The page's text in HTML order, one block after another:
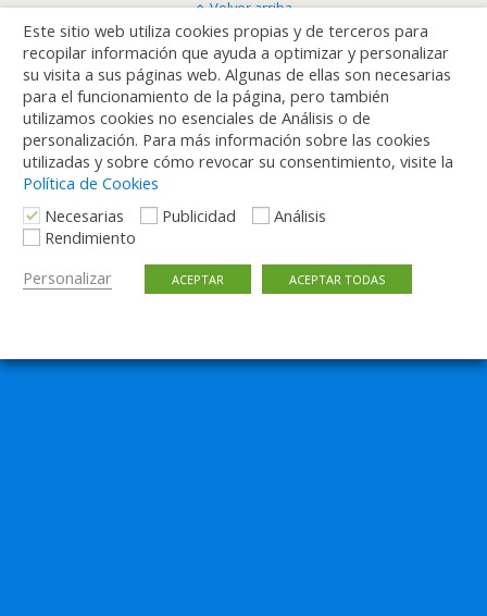
Volver arriba
Móvil Escritorio
Este sitio web utiliza cookies propias y de terceros para
recopilar información que ayuda a optimizar y personalizar
su visita a sus páginas web. Algunas de ellas son necesarias
para el funcionamiento de la página, pero también
utilizamos cookies no esenciales de Análisis o de
personalización. Para más información sobre las cookies
utilizadas y sobre cómo revocar su consentimiento, visite la
Política de Cookies
Necesarias
Publicidad
Análisis
Rendimiento
Personalizar
ACEPTAR ACEPTAR TODAS